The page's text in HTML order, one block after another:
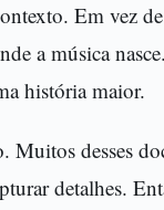
Em vez
a música
história maior.
desses
detalhes.